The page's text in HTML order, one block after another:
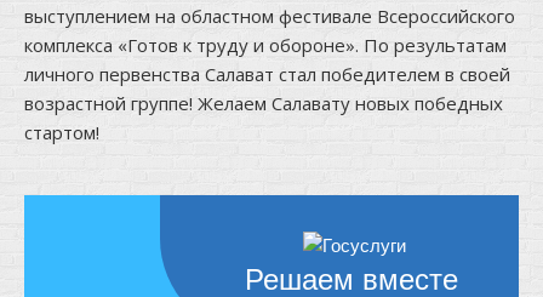
выступлением на областном фестивале Всероссийского
комплекса «Готов к труду и обороне». По результатам
личного первенства Салават стал победителем в своей
возрастной группе! Желаем Салавату новых победных
стартом!
Решаем вместе